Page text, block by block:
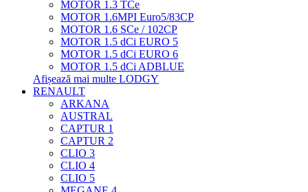
MOTOR 1.3 TCe
MOTOR 1.6MPI Euro5/83CP
MOTOR 1.6 SCe / 102CP
MOTOR 1.5 dCi EURO 5
MOTOR 1.5 dCi EURO 6
MOTOR 1.5 dCi ADBLUE
Afișează mai multe LODGY
RENAULT
ARKANA
AUSTRAL
CAPTUR 1
CAPTUR 2
CLIO 3
CLIO 4
CLIO 5